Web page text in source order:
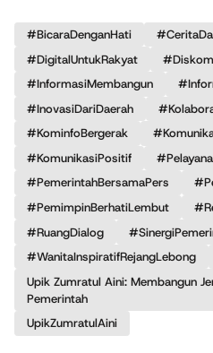
#BicaraDenganHati
#DigitalUntukRakyat
#InformasiMembangun
#InovasiDariDaerah
#KominfoBergerak
#KomunikasiPositif
#PemerintahBersamaPers
#PemimpinBerhatiLembut
#RuangDialog
#WanitaInspiratifRejangLebong
Upik Zumratul Aini: Membangun
Pemerintah
UpikZumratulAini